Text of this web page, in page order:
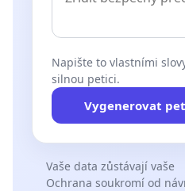
Napište to vlastními
silnou petici.
Vygenerovat
Vaše data zůstávají vaše
Ochrana soukromí od